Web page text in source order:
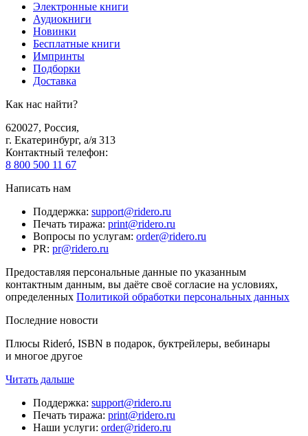
Электронные книги
Аудиокниги
Новинки
Бесплатные книги
Импринты
Подборки
Доставка
Как нас найти?
620027, Россия,
г. Екатеринбург, а/я 313
Контактный телефон:
8 800 500 11 67
Написать нам
Поддержка: support@ridero.ru
Печать тиража: print@ridero.ru
Вопросы по услугам: order@ridero.ru
PR: pr@ridero.ru
Предоставляя персональные данные по указанным
контактным данным, вы даёте своё согласие на условиях,
определенных Политикой обработки персональных данных
Последние новости
Плюсы Rideró, ISBN в подарок, буктрейлеры, вебинары
и многое другое
Читать дальше
Поддержка: support@ridero.ru
Печать тиража: print@ridero.ru
Наши услуги: order@ridero.ru